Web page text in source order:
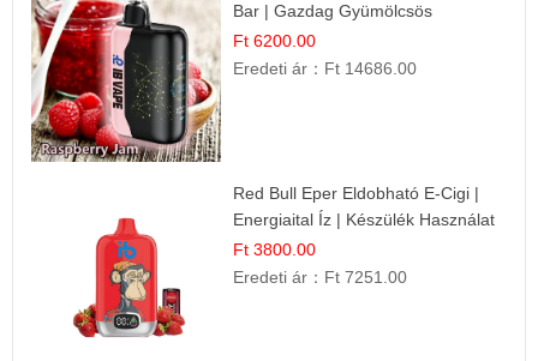
Bar | Gazdag Gyümölcsös
Ízélmény!
Ft 6200.00
Eredeti ár： Ft 14686.00
Red Bull Eper Eldobható E-Cigi |
Energiaital Íz | Készülék Használat
Ft 3800.00
Eredeti ár： Ft 7251.00